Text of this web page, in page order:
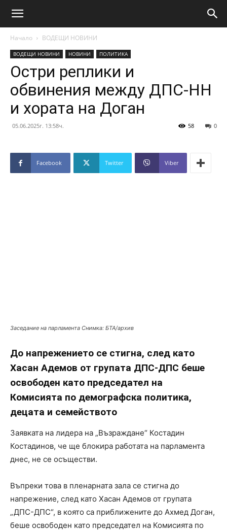
Начало ВОДЕЩИ НОВИНИ
ВОДЕЩИ НОВИНИ НОВИНИ ПОЛИТИКА
Остри реплики и
обвинения между ДПС-НН
и хората на Доган
05.06.2025г. 13:58ч. 0
58
Facebook Twitter Viber
Заседание на парламента Снимка: БТА/архив
До напрежението се стигна, след като
Хасан Адемов от групата ДПС-ДПС беше
освободен като председател на
Комисията по демографска политика,
децата и семейството
Заявката на лидера на „Възраждане“ Костадин
Костадинов, че ще блокира работата на парламента
днес, не се осъществи.
Въпреки това в пленарната зала се стигна до
напрежение, след като Хасан Адемов от групата
„ДПС-ДПС“, в която са приближените до Ахмед Доган,
беше освободен като председател на Комисията по